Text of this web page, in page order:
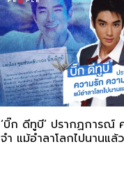
‘บิ๊ก ดีทูบี’ ปรากฏการณ์
จำ แม้อำลาโลกไปนานแล้